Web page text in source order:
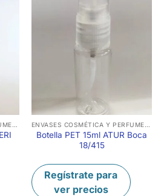
ENVASES COSMÉTICA Y PERFUMERÍA ENVASES COSMÉTICA Y PERFUMERÍA
Botella PET 15ml ATUR Boca
18/415
Regístrate para
ver precios